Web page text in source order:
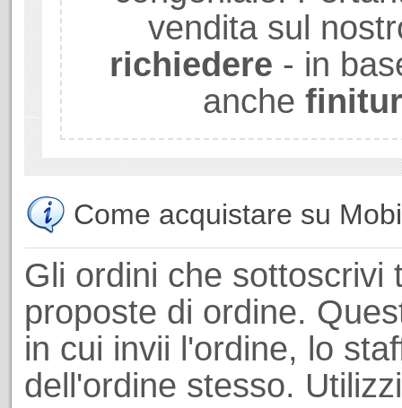
vendita sul
richiedere - in
anche
Come acquistare su
Gli ordini che sottoscrivi
proposte di ordine.
in cui invii l'ordine, lo
dell'ordine stesso.